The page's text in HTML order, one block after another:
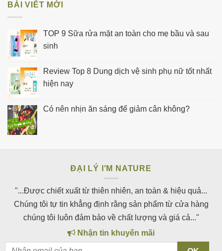
BÀI VIẾT MỚI
TOP 9 Sữa rửa mặt an toàn cho mẹ bầu và sau
sinh
Review Top 8 Dung dịch vệ sinh phụ nữ tốt nhất
hiện nay
Có nên nhịn ăn sáng để giảm cân không?
ĐẠI LÝ I'M NATURE
"...Được chiết xuất từ thiên nhiên, an toàn & hiệu quả...
Chúng tôi tự tin khẳng định rằng sản phẩm từ cửa hàng
chúng tôi luôn đảm bảo về chất lượng và giá cả..."
Nhận tin khuyến mãi